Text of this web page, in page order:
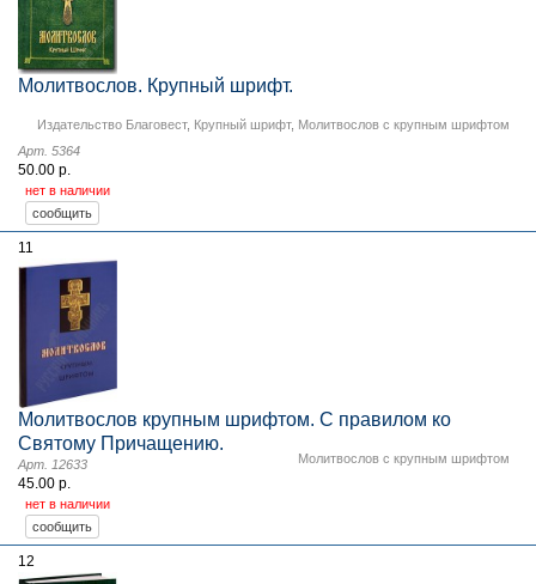
Молитвослов. Крупный шрифт.
Издательство Благовест, Крупный шрифт, Молитвослов с крупным шрифтом
Арт. 5364
50.00 р.
нет в наличии
11
Молитвослов крупным шрифтом. С правилом ко
Святому Причащению.
Молитвослов с крупным шрифтом
Арт. 12633
45.00 р.
нет в наличии
12